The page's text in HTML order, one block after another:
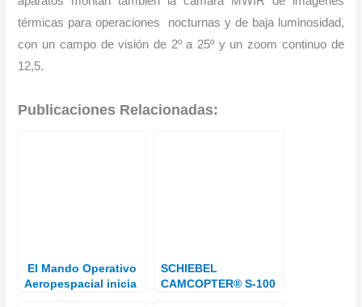
térmicas para operaciones nocturnas y de baja luminosidad,
con un campo de visión de 2º a 25º y un zoom continuo de
12,5.
Publicaciones Relacionadas:
El Mando Operativo
Aeropespacial inicia
SCHIEBEL
CAMCOPTER® S-100